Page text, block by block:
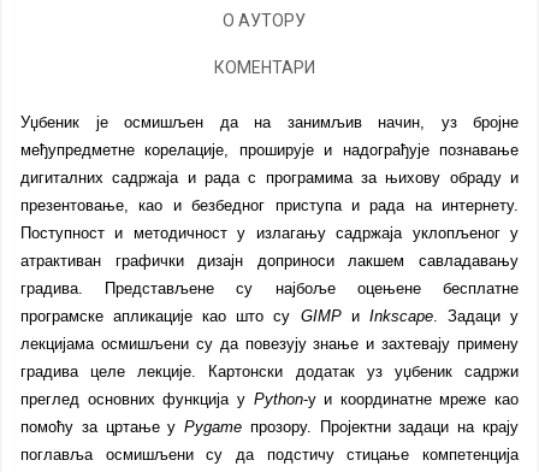
О АУТОРУ
КОМЕНТАРИ
Уџбеник је осмишљен да на занимљив начин, уз бројне
међупредметне корелације, проширује и надограђује познавање
дигиталних садржаја и рада с програмима за њихову обраду и
презентовање, као и безбедног приступа и рада на интернету.
Поступност и методичност у излагању садржаја уклопљеног у
атрактиван графички дизајн доприноси лакшем савладавању
градива. Представљене су најбоље оцењене бесплатне
програмске апликације као што су GIMP и Inkscape. Задаци у
лекцијама осмишљени су да повезују знање и захтевају примену
градива целе лекције. Картонски додатак уз уџбеник садржи
преглед основних функција у Python-у и координатне мреже као
помоћу за цртање уPygame прозору. Пројектни задаци на крају
поглавља осмишљени су да подстичу стицање компетенција